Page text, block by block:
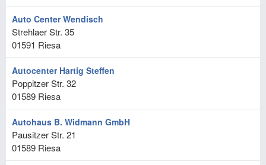
Auto Center Wendisch
Strehlaer Str. 35
01591 Riesa
Autocenter Hartig Steffen
Poppitzer Str. 32
01589 Riesa
Autohaus B. Widmann GmbH
Pausitzer Str. 21
01589 Riesa